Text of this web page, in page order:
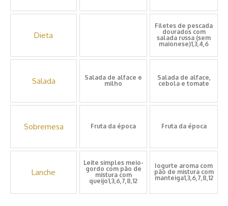
Dieta
Filetes de pescada
dourados com
salada russa (sem
maionese)1,3,4,6
Salada
Salada de alface e
milho
Salada de alface,
cebola e tomate
Sobremesa Fruta da época Fruta da época
Lanche
Leite simples meio-
gordo com pão de
mistura com
queijo1,3,6,7,8,12
Iogurte aroma com
pão de mistura com
manteiga1,3,6,7,8,12